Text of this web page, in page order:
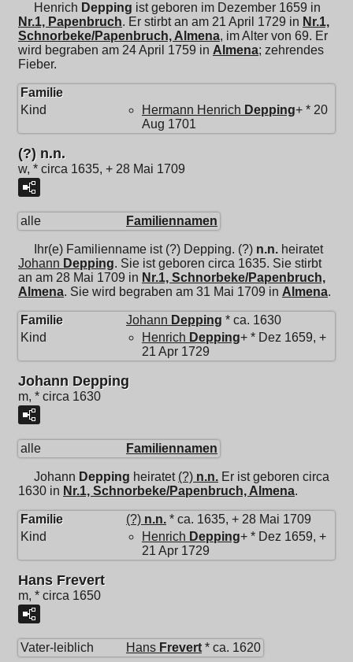
Henrich Depping ist geboren im Dezember 1659 in
Nr.1, Papenbruch. Er stirbt an am 21 April 1729 in Nr.1,
Schnorbeke/Papenbruch, Almena, im Alter von 69. Er
wird begraben am 24 April 1759 in Almena; zehrendes
Fieber.
Familie
Kind
Hermann Henrich Depping+ * 20
Aug 1701
(?) n.n.
w, * circa 1635, + 28 Mai 1709
alle Familiennamen
Ihr(e) Familienname ist (?) Depping. (?) n.n. heiratet
Johann Depping. Sie ist geboren circa 1635. Sie stirbt
an am 28 Mai 1709 in Nr.1, Schnorbeke/Papenbruch,
Almena. Sie wird begraben am 31 Mai 1709 in Almena.
Familie Johann Depping * ca. 1630
Kind
Henrich Depping+ * Dez 1659, +
21 Apr 1729
Johann Depping
m, * circa 1630
alle Familiennamen
Johann Depping heiratet (?) n.n. Er ist geboren circa
1630 in Nr.1, Schnorbeke/Papenbruch, Almena.
Familie (?) n.n. * ca. 1635, + 28 Mai 1709
Kind
Henrich Depping+ * Dez 1659, +
21 Apr 1729
Hans Frevert
m, * circa 1650
Vater-leiblich Hans Frevert * ca. 1620